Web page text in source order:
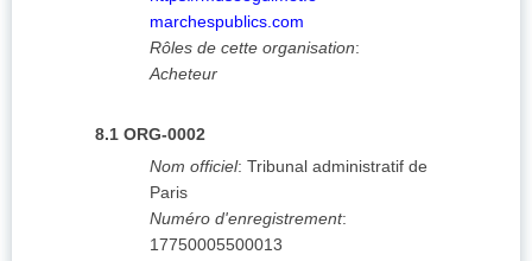
marchespublics.com
Rôles de cette organisation:
Acheteur
8.1 ORG-0002
Nom officiel: Tribunal administratif de
Paris
Numéro d'enregistrement:
17750005500013